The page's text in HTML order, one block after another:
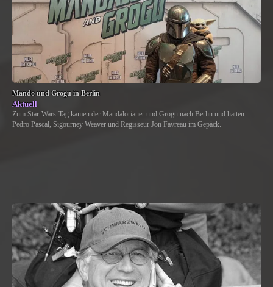
Mando und Grogu in Berlin
Aktuell
Zum Star-Wars-Tag kamen der Mandalorianer und Grogu nach Berlin und hatten
Pedro Pascal, Sigourney Weaver und Regisseur Jon Favreau im Gepäck.